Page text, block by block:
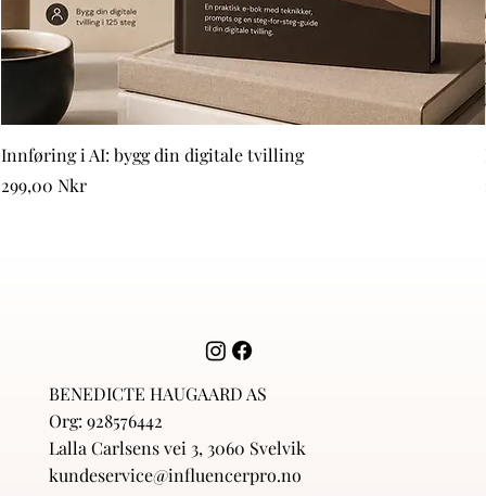
Innføring i AI: bygg din digitale tvilling
Price
299,00 Nkr
BENEDICTE HAUGAARD AS
Org: 928576442
Lalla Carlsens vei 3, 3060 Svelvik
kundeservice@influencerpro.no